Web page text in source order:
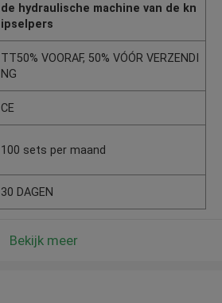
de hydraulische machine van de kn
ipselpers
TT50% VOORAF, 50% VÓÓR VERZENDI
NG
CE
100 sets per maand
30 DAGEN
Bekijk meer